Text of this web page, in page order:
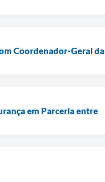
Coordenador-Geral da
em Parceria entre